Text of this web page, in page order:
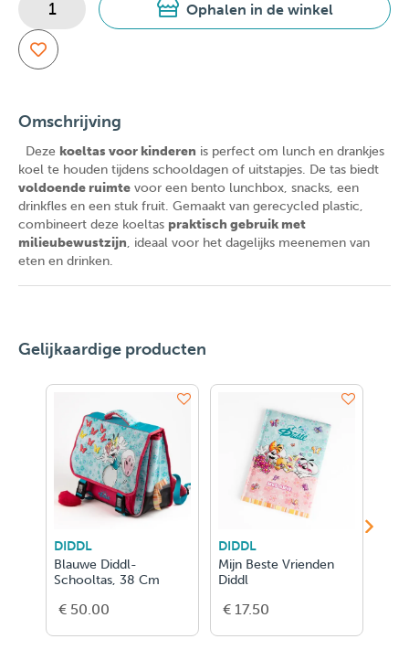
Ophalen in de winkel
Omschrijving
Deze koeltas voor kinderen is perfect om lunch en drankjes
koel te houden tijdens schooldagen of uitstapjes. De tas biedt
voldoende ruimte voor een bento lunchbox, snacks, een
drinkfles en een stuk fruit. Gemaakt van gerecycled plastic,
combineert deze koeltas praktisch gebruik met
milieubewustzijn, ideaal voor het dagelijks meenemen van
eten en drinken.
Gelijkaardige producten
DIDDL
Blauwe Diddl-
Schooltas, 38 Cm
€ 50.00
DIDDL
Mijn Beste Vrienden
Diddl
€ 17.50